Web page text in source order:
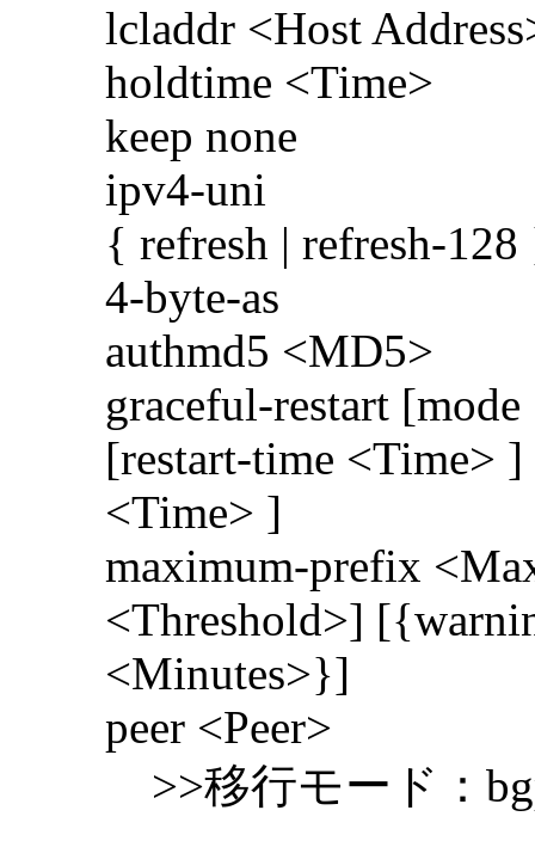
lcladdr <Host
holdtime <Time>
keep none
ipv4-uni
{ refresh | refresh-
4-byte-as
authmd5 <MD5>
graceful-restart
[restart-time <Time>
<Time> ]
maximum-prefix
<Threshold>]
<Minutes>}]
peer <Peer>
>>移行モード：